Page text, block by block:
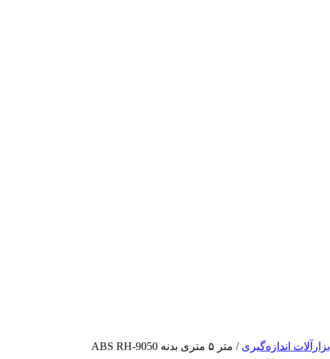
ابزارآلات اندازه‌گیری / متر ۵ متری بدنه ABS RH-9050